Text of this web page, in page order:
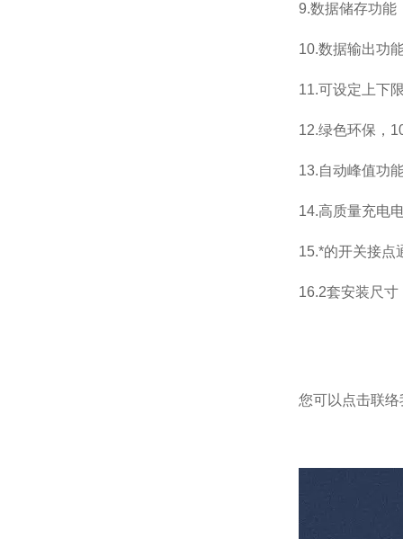
9.数据储存功能
10.数据输出功
11.可设定上下
12.绿色环保，
13.自动峰值功
14.高质量充电
15.*的开关接点
16.2套安装尺
您可以点击联络